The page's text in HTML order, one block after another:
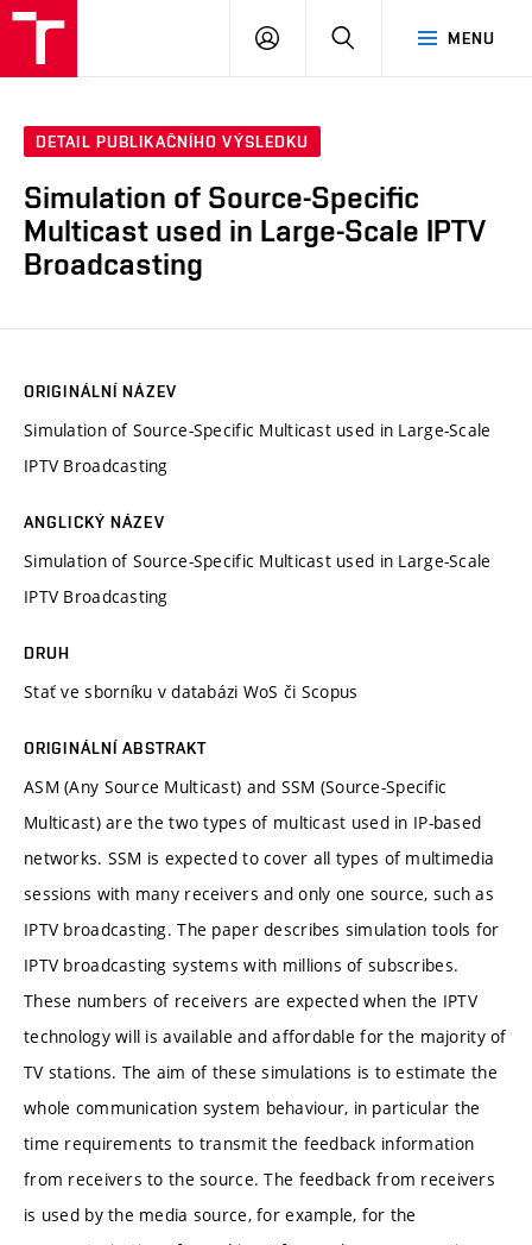
MENU
PŘIHLÁSIT
DETAIL PUBLIKAČNÍHO VÝSLEDKU
Simulation of Source-Specific
Multicast used in Large-Scale IPTV
Broadcasting
ORIGINÁLNÍ NÁZEV
Simulation of Source-Specific Multicast used in Large-Scale
IPTV Broadcasting
ANGLICKÝ NÁZEV
Simulation of Source-Specific Multicast used in Large-Scale
IPTV Broadcasting
DRUH
Stať ve sborníku v databázi WoS či Scopus
ORIGINÁLNÍ ABSTRAKT
ASM (Any Source Multicast) and SSM (Source-Specific
Multicast) are the two types of multicast used in IP-based
networks. SSM is expected to cover all types of multimedia
sessions with many receivers and only one source, such as
IPTV broadcasting. The paper describes simulation tools for
IPTV broadcasting systems with millions of subscribes.
These numbers of receivers are expected when the IPTV
technology will is available and affordable for the majority of
TV stations. The aim of these simulations is to estimate the
whole communication system behaviour, in particular the
time requirements to transmit the feedback information
from receivers to the source. The feedback from receivers
is used by the media source, for example, for the